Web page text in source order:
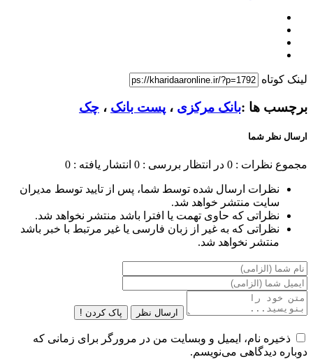
لینک کوتاه
برچسب ها :بانک مرکزی ، پست بانک ، چک
ارسال نظر شما
مجموع نظرات : 0 در انتظار بررسی : 0 انتشار یافته : 0
نظرات ارسال شده توسط شما، پس از تایید توسط مدیران
سایت منتشر خواهد شد.
نظراتی که حاوی تهمت یا افترا باشد منتشر نخواهد شد.
نظراتی که به غیر از زبان فارسی یا غیر مرتبط با خبر باشد
منتشر نخواهد شد.
ارسال نظر پاک کردن !
ذخیره نام، ایمیل و وبسایت من در مرورگر برای زمانی که
دوباره دیدگاهی می‌نویسم.